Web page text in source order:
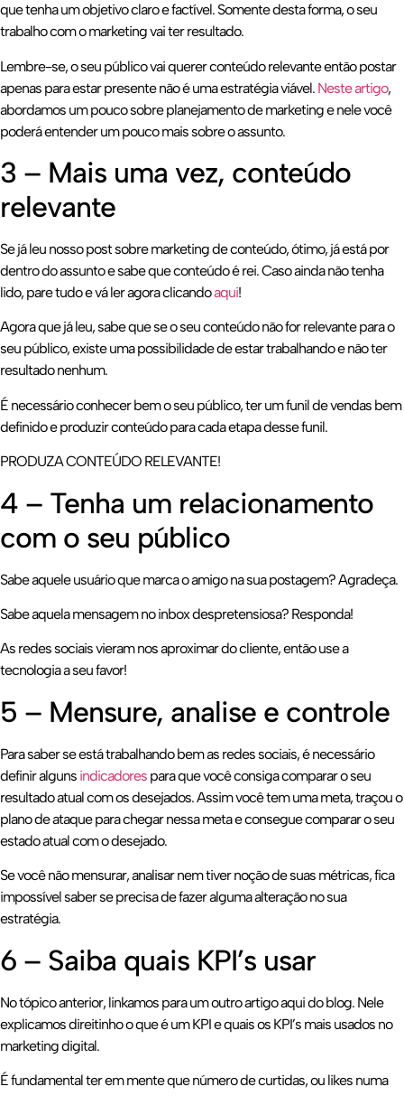
que tenha um objetivo claro e factível. Somente desta forma, o seu
trabalho com o marketing vai ter resultado.
Lembre-se, o seu público vai querer conteúdo relevante então postar
apenas para estar presente não é uma estratégia viável. Neste artigo,
abordamos um pouco sobre planejamento de marketing e nele você
poderá entender um pouco mais sobre o assunto.
3 – Mais uma vez, conteúdo
relevante
Se já leu nosso post sobre marketing de conteúdo, ótimo, já está por
dentro do assunto e sabe que conteúdo é rei. Caso ainda não tenha
lido, pare tudo e vá ler agora clicandoaqui!
Agora que já leu, sabe que se o seu conteúdo não for relevante para o
seu público, existe uma possibilidade de estar trabalhando e não ter
resultado nenhum.
É necessário conhecer bem o seu público, ter um funil de vendas bem
definido e produzir conteúdo para cada etapa desse funil.
PRODUZA CONTEÚDO RELEVANTE!
4 – Tenha um relacionamento
com o seu público
Sabe aquele usuário que marca o amigo na sua postagem? Agradeça.
Sabe aquela mensagem no inbox despretensiosa? Responda!
As redes sociais vieram nos aproximar do cliente, então use a
tecnologia a seu favor!
5 – Mensure, analise e controle
Para saber se está trabalhando bem as redes sociais, é necessário
definir alguns indicadores para que você consiga comparar o seu
resultado atual com os desejados. Assim você tem uma meta, traçou o
plano de ataque para chegar nessa meta e consegue comparar o seu
estado atual com o desejado.
Se você não mensurar, analisar nem tiver noção de suas métricas, fica
impossível saber se precisa de fazer alguma alteração no sua
estratégia.
6 – Saiba quais KPI’s usar
No tópico anterior, linkamos para um outro artigo aqui do blog. Nele
explicamos direitinho o que é um KPI e quais os KPI’s mais usados no
marketing digital.
É fundamental ter em mente que número de curtidas, ou likes numa